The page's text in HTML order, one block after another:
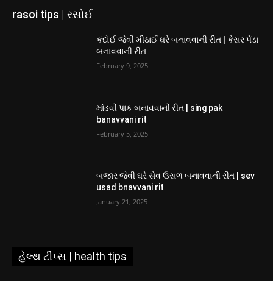
rasoi tips | રસોઈ
કંદોઈ જેવી મીઠાઈ ઘરે બનાવવાની રીત | કેસર પેંડા
બનાવવાની રીત
February 9, 2025
માંડવી પાક બનાવવાની રીત | sing pak
banavvani rit
February 5, 2025
બજાર જેવી ઘરે સેવ ઉસળ બનાવવાની રીત | sev
usad bnavvani rit
January 21, 2025
હેલ્થ ટીપ્સ | health tips